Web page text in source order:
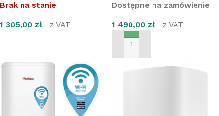
Brak na stanie
1 305,00 zł z VAT
Dostępne na zamówienie
1 490,00 zł z VAT
DODAJ DO KOSZYKA